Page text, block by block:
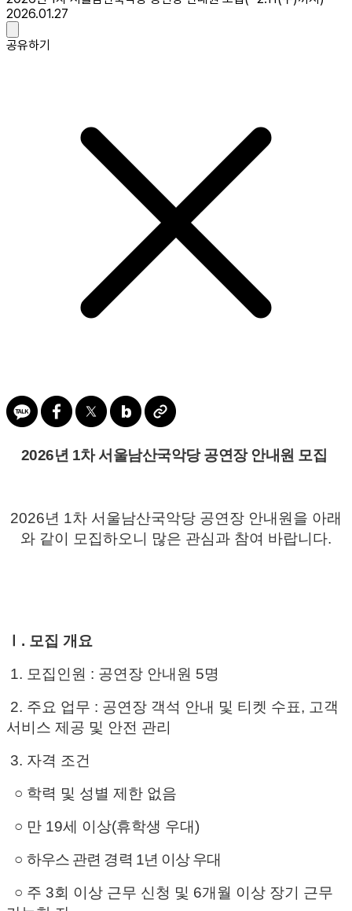
2026.01.27
공유하기
2026년 1차 서울남산국악당 공연장 안내원 모집
2026년 1차 서울남산국악당 공연장 안내원을 아래
와 같이 모집하오니 많은 관심과 참여 바랍니다.
Ⅰ. 모집 개요
​ 1. 모집인원 : 공연장 안내원 5명
2. 주요 업무 : 공연장 객석 안내 및 티켓 수표, 고객
서비스 제공 및 안전 관리
3. 자격 조건
○ 학력 및 성별 제한 없음
○ 만 19세 이상(휴학생 우대)
○ 하우스 관련 경력 1년 이상 우대
○ 주 3회 이상 근무 신청 및 6개월 이상 장기 근무